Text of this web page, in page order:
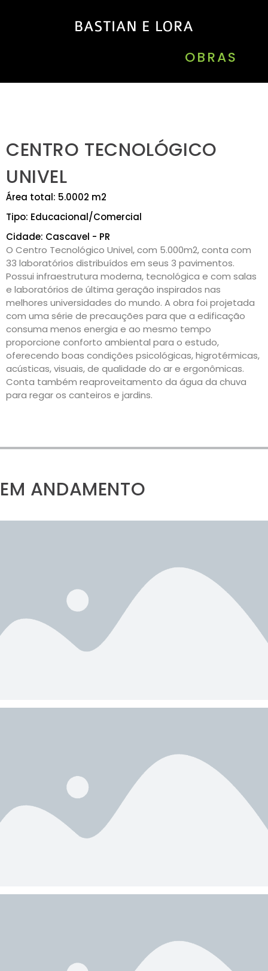
OBRAS
CENTRO TECNOLÓGICO
UNIVEL
Área total: 5.0002 m2
Tipo: Educacional/Comercial
Cidade: Cascavel - PR
O Centro Tecnológico Univel, com 5.000m2, conta com
33 laboratórios distribuídos em seus 3 pavimentos.
Possui infraestrutura moderna, tecnológica e com salas
e laboratórios de última geração inspirados nas
melhores universidades do mundo. A obra foi projetada
com uma série de precauções para que a edificação
consuma menos energia e ao mesmo tempo
proporcione conforto ambiental para o estudo,
oferecendo boas condições psicológicas, higrotérmicas,
acústicas, visuais, de qualidade do ar e ergonômicas.
Conta também reaproveitamento da água da chuva
para regar os canteiros e jardins.
EM ANDAMENTO